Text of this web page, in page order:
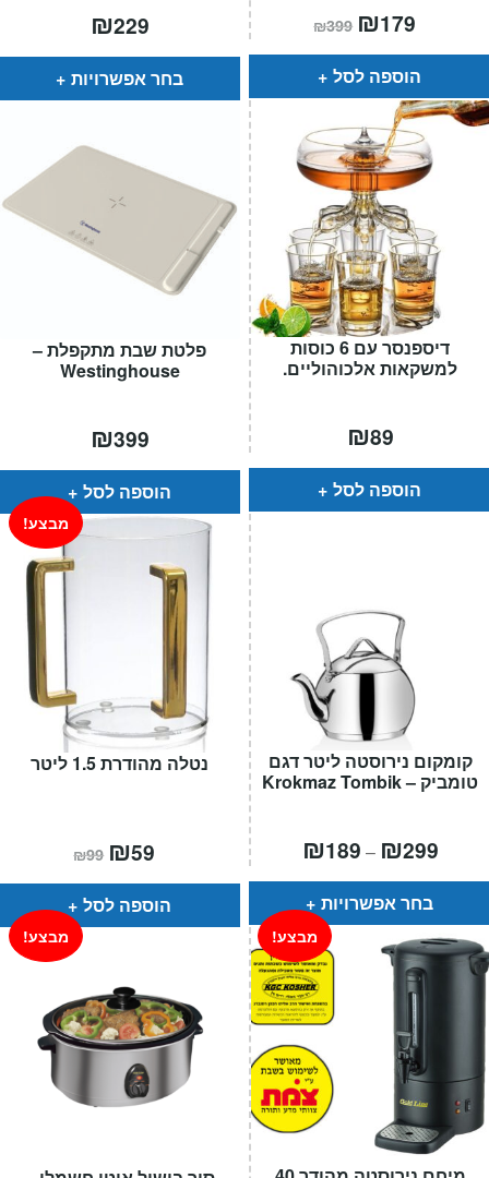
₪229
בחר אפשרויות
₪399 המחיר
המקורי
היה:
₪399.
₪179
הוא:
הוספה לסל
פלטת שבת מתקפלת –
Westinghouse
₪399
הוספה לסל
דיספנסר עם 6 כוסות
למשקאות אלכוהוליים.
₪89
הוספה לסל
נטלה מהודרת 1.5 ליטר
מבצע!
₪99 המחיר
המקורי
היה:
₪99.
₪59
הוא:
הוספה לסל
קומקום נירוסטה ליטר דגם
טומביק – Krokmaz Tombik
₪189 – ₪299טווח
⁦₪189⁩
בחר אפשרויות
מבצע! מבצע!